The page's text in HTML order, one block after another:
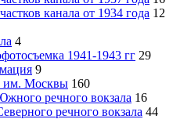
канала от 1934 года 12
4
1941-1943 гг 29
9
им. Москвы 160
речного вокзала 16
речного вокзала 44